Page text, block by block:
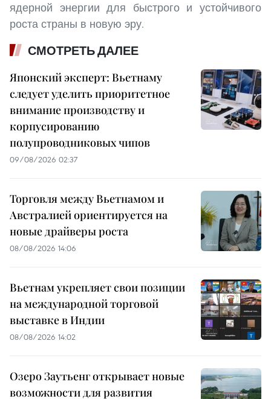
ядерной энергии для быстрого и устойчивого
роста страны в новую эру.
СМОТРЕТЬ ДАЛЕЕ
Японский эксперт: Вьетнаму
следует уделить приоритетное
внимание производству и
корпусированию
полупроводниковых чипов
09/08/2026 02:37
Торговля между Вьетнамом и
Австралией ориентируется на
новые драйверы роста
08/08/2026 14:06
Вьетнам укрепляет свои позиции
на международной торговой
выставке в Индии
08/08/2026 14:02
Озеро Заутьенг открывает новые
возможности для развития